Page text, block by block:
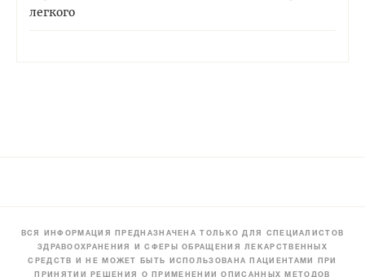
легкого
ВСЯ ИНФОРМАЦИЯ ПРЕДНАЗНАЧЕНА ТОЛЬКО ДЛЯ СПЕЦИАЛИСТОВ
ЗДРАВООХРАНЕНИЯ И СФЕРЫ ОБРАЩЕНИЯ ЛЕКАРСТВЕННЫХ
СРЕДСТВ И НЕ МОЖЕТ БЫТЬ ИСПОЛЬЗОВАНА ПАЦИЕНТАМИ ПРИ
ПРИНЯТИИ РЕШЕНИЯ О ПРИМЕНЕНИИ ОПИСАННЫХ МЕТОДОВ